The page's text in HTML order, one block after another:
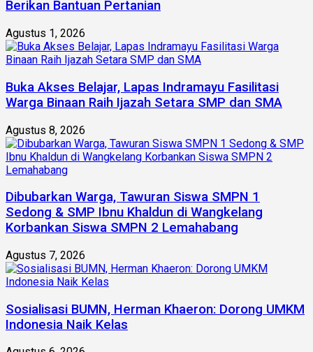
Berikan Bantuan Pertanian
Agustus 1, 2026
Buka Akses Belajar, Lapas Indramayu Fasilitasi
Warga Binaan Raih Ijazah Setara SMP dan SMA
Agustus 8, 2026
Dibubarkan Warga, Tawuran Siswa SMPN 1
Sedong & SMP Ibnu Khaldun di Wangkelang
Korbankan Siswa SMPN 2 Lemahabang
Agustus 7, 2026
Sosialisasi BUMN, Herman Khaeron: Dorong UMKM
Indonesia Naik Kelas